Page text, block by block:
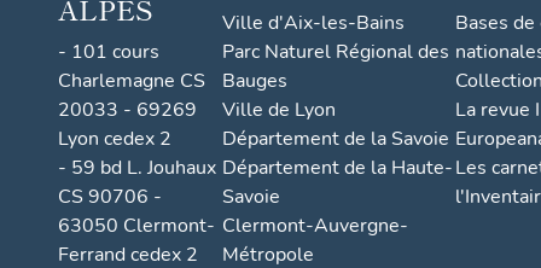
ALPES
- 101 cours
Charlemagne CS
20033 - 69269
Lyon cedex 2
- 59 bd L. Jouhaux
CS 90706 -
63050 Clermont-
Ferrand cedex 2
Ville d'Aix-les-Bains
Parc Naturel Régional des
Bauges
Ville de Lyon
Département de la Savoie
Département de la Haute-
Savoie
Clermont-Auvergne-
Métropole
Bases
La revue
Les